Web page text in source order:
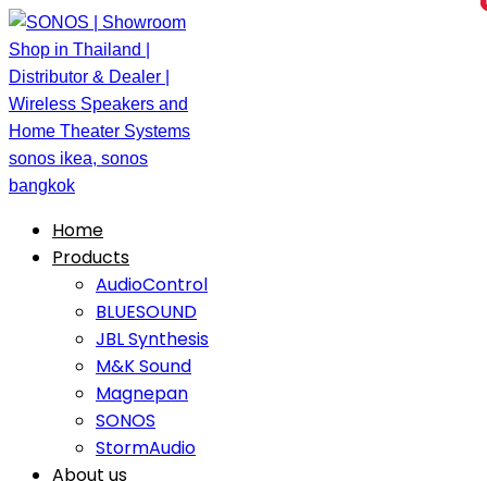
Home
Products
AudioControl
BLUESOUND
JBL Synthesis
M&K Sound
Magnepan
SONOS
StormAudio
About us